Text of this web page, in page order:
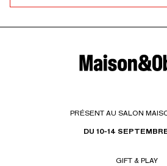
PRÉSENT AU SALON
DU 10-14
GIFT & PLAY